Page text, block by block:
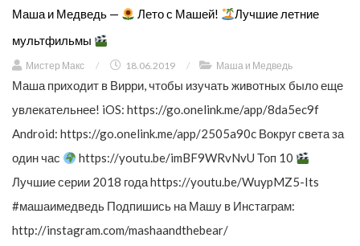
Маша и Медведь — Лето с Машей!
Лучшие летние
мультфильмы
Мистер Макс / 18.06.2019 / Маша и Медведь
Маша приходит в Вирри, чтобы изучать животных было еще
увлекательнее! iOS: https://go.onelink.me/app/8da5ec9f
Android: https://go.onelink.me/app/2505a90c Вокруг света за
один час
https://youtu.be/imBF9WRvNvU Топ 10
Лучшие серии 2018 года https://youtu.be/WuypMZ5-Its
#машаимедведь Подпишись на Машу в Инстаграм:
http://instagram.com/mashaandthebear/